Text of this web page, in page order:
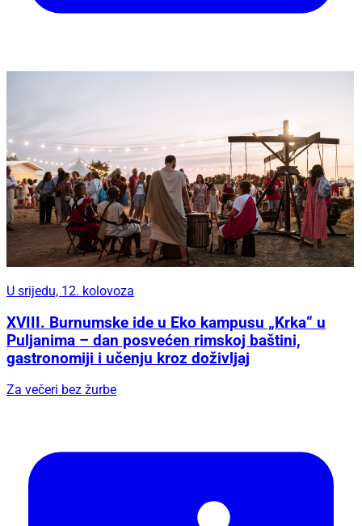
U srijedu, 12. kolovoza
Puljanima – dan posvećen rimskoj baštini,
gastronomiji i učenju kroz doživljaj
Za večeri bez žurbe